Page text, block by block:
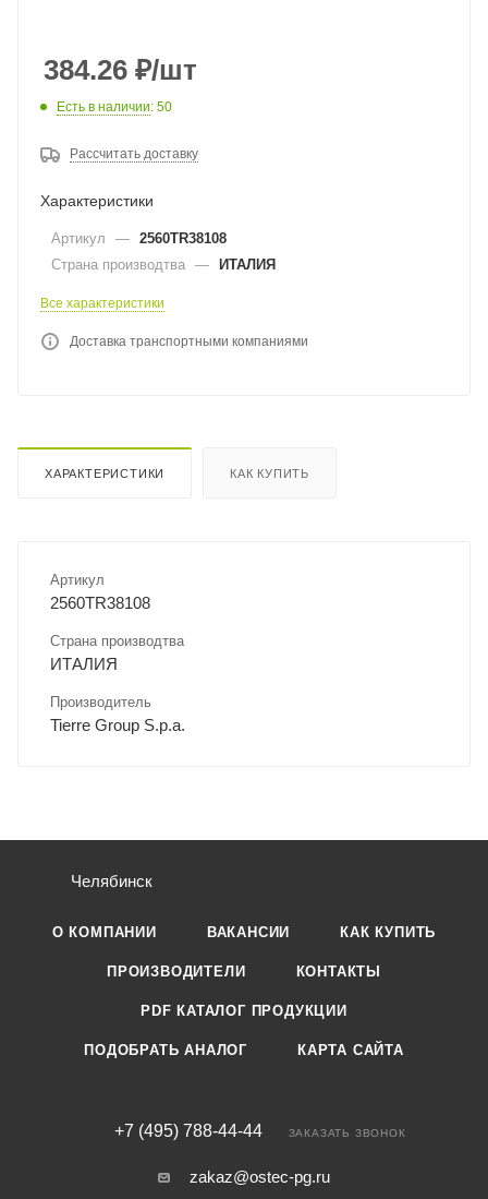
384.26 ₽/шт
Есть в наличии: 50
Рассчитать доставку
Характеристики
Артикул — 2560TR38108
Страна производтва — ИТАЛИЯ
Все характеристики
Доставка транспортными компаниями
ХАРАКТЕРИСТИКИ КАК КУПИТЬ
Артикул
2560TR38108
Страна производтва
ИТАЛИЯ
Производитель
Tierre Group S.p.a.
Челябинск
О КОМПАНИИ ВАКАНСИИ КАК КУПИТЬ
ПРОИЗВОДИТЕЛИ КОНТАКТЫ
PDF КАТАЛОГ ПРОДУКЦИИ
ПОДОБРАТЬ АНАЛОГ КАРТА САЙТА
+7 (495) 788-44-44 ЗАКАЗАТЬ ЗВОНОК
zakaz@ostec-pg.ru